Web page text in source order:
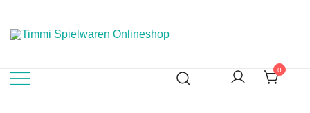
content
& Trendartikel
0